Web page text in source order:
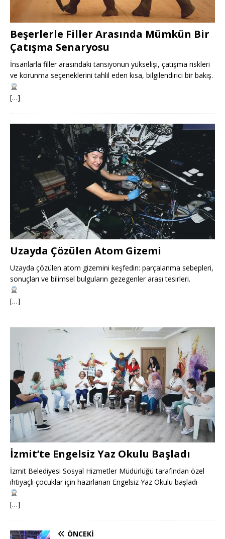
Beşerlerle Filler Arasında Mümkün Bir
Çatışma Senaryosu
İnsanlarla filler arasındaki tansiyonun yükselişi, çatışma riskleri
ve korunma seçeneklerini tahlil eden kısa, bilgilendirici bir bakış.
[…]
Uzayda Çözülen Atom Gizemi
Uzayda çözülen atom gizemini keşfedin: parçalanma sebepleri,
sonuçları ve bilimsel bulguların gezegenler arası tesirleri.
[…]
İzmit’te Engelsiz Yaz Okulu Başladı
İzmit Belediyesi Sosyal Hizmetler Müdürlüğü tarafından özel
ihtiyaçlı çocuklar için hazırlanan Engelsiz Yaz Okulu başladı
[…]
ÖNCEKI